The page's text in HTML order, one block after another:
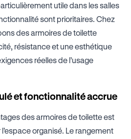
utile dans les salles
sont prioritaires. Chez
des armoires de toilette
résistance et une esthétique
réelles de l’usage
et fonctionnalité accrue
des armoires de toilette est
organisé. Le rangement